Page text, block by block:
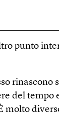
punto
rinascono
del tempo
molto